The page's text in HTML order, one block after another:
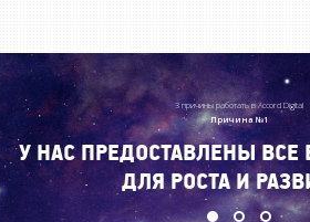
3 причины работать в Accord Digital
Причина №1
У НАС ПРЕДОСТАВЛЕНЫ
ДЛЯ РОСТА И